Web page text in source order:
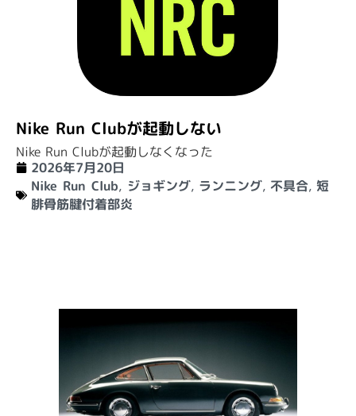
Nike Run Clubが起動しない
Nike Run Clubが起動しなくなった
2026年7月20日
Nike Run Club, ジョギング, ランニング, 不具合,短
腓骨筋腱付着部炎